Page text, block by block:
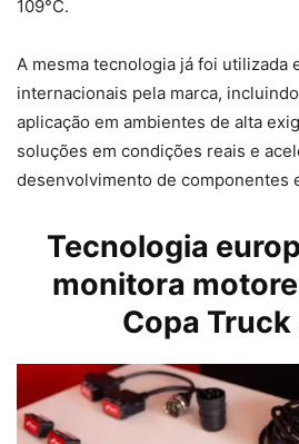
109°C.
A mesma tecnologia já foi utilizada
internacionais pela marca,
aplicação em ambientes de alta
soluções em condições reais e
desenvolvimento de componentes
Tecnologia
monitora
Copa